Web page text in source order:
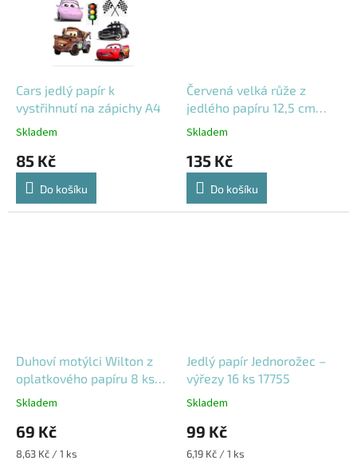
Cars jedlý papír k
vystřihnutí na zápichy A4
Skladem
85 Kč
Do košíku
Červená velká růže z
jedlého papíru 12,5 cm
F53845
Skladem
135 Kč
Do košíku
Duhoví motýlci Wilton z
oplatkového papíru 8 ks
04-0-0586
Skladem
69 Kč
Měrná
8,63 Kč / 1 ks
Jedlý papír Jednorožec –
výřezy 16 ks 17755
Skladem
99 Kč
Měrná
6,19 Kč / 1 ks